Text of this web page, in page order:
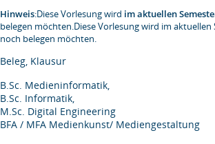
Hinweis:Diese Vorlesung wird im aktuellen
belegen möchten.Diese Vorlesung wird im
noch belegen möchten.
Beleg, Klausur
B.Sc. Medieninformatik,
B.Sc. Informatik,
M.Sc. Digital Engineering
BFA / MFA Medienkunst/ Mediengestaltung